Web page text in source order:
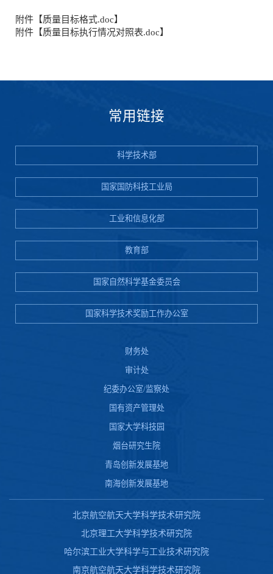
附件【质量目标格式.doc】
附件【质量目标执行情况对照表.doc】
常用链接
科学技术部
国家国防科技工业局
工业和信息化部
教育部
国家自然科学基金委员会
国家科学技术奖励工作办公室
财务处
审计处
纪委办公室/监察处
国有资产管理处
国家大学科技园
烟台研究生院
青岛创新发展基地
南海创新发展基地
北京航空航天大学科学技术研究院
北京理工大学科学技术研究院
哈尔滨工业大学科学与工业技术研究院
南京航空航天大学科学技术研究院